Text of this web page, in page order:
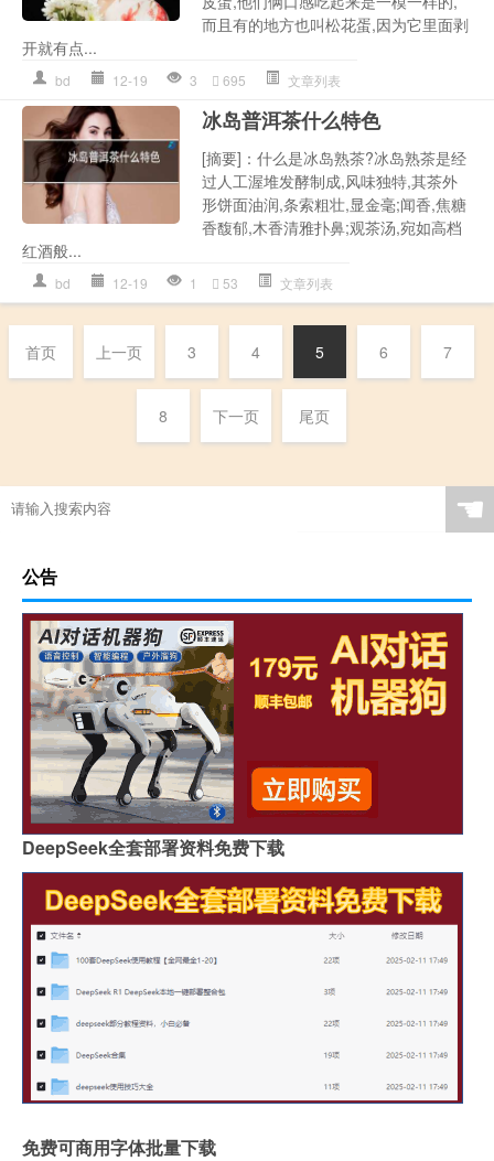
而且有的地方也叫松花蛋,因为它里面剥
开就有点...
bd 12-19 3 695 文章列表
冰岛普洱茶什么特色
[摘要]：什么是冰岛熟茶?冰岛熟茶是经
过人工渥堆发酵制成,风味独特,其茶外
形饼面油润,条索粗壮,显金毫;闻香,焦糖
香馥郁,木香清雅扑鼻;观茶汤,宛如高档
红酒般...
bd 12-19 1 53 文章列表
首页 上一页 3 4 5 6 7
8 下一页 尾页
☚
公告
DeepSeek全套部署资料免费下载
免费可商用字体批量下载